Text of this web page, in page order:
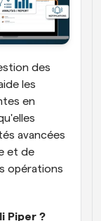
des
les
en
avancées
et de
opérations
Piper ?